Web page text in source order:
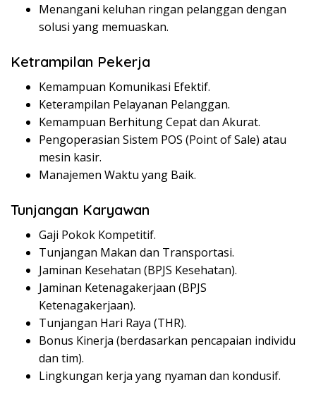
Menangani keluhan ringan pelanggan dengan
solusi yang memuaskan.
Ketrampilan Pekerja
Kemampuan Komunikasi Efektif.
Keterampilan Pelayanan Pelanggan.
Kemampuan Berhitung Cepat dan Akurat.
Pengoperasian Sistem POS (Point of Sale) atau
mesin kasir.
Manajemen Waktu yang Baik.
Tunjangan Karyawan
Gaji Pokok Kompetitif.
Tunjangan Makan dan Transportasi.
Jaminan Kesehatan (BPJS Kesehatan).
Jaminan Ketenagakerjaan (BPJS
Ketenagakerjaan).
Tunjangan Hari Raya (THR).
Bonus Kinerja (berdasarkan pencapaian individu
dan tim).
Lingkungan kerja yang nyaman dan kondusif.